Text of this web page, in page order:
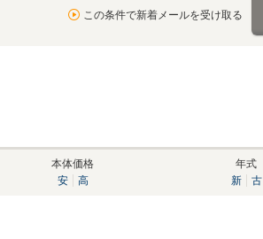
この条件で新着メールを受け取る
本体価格
安
高
年式
新
古